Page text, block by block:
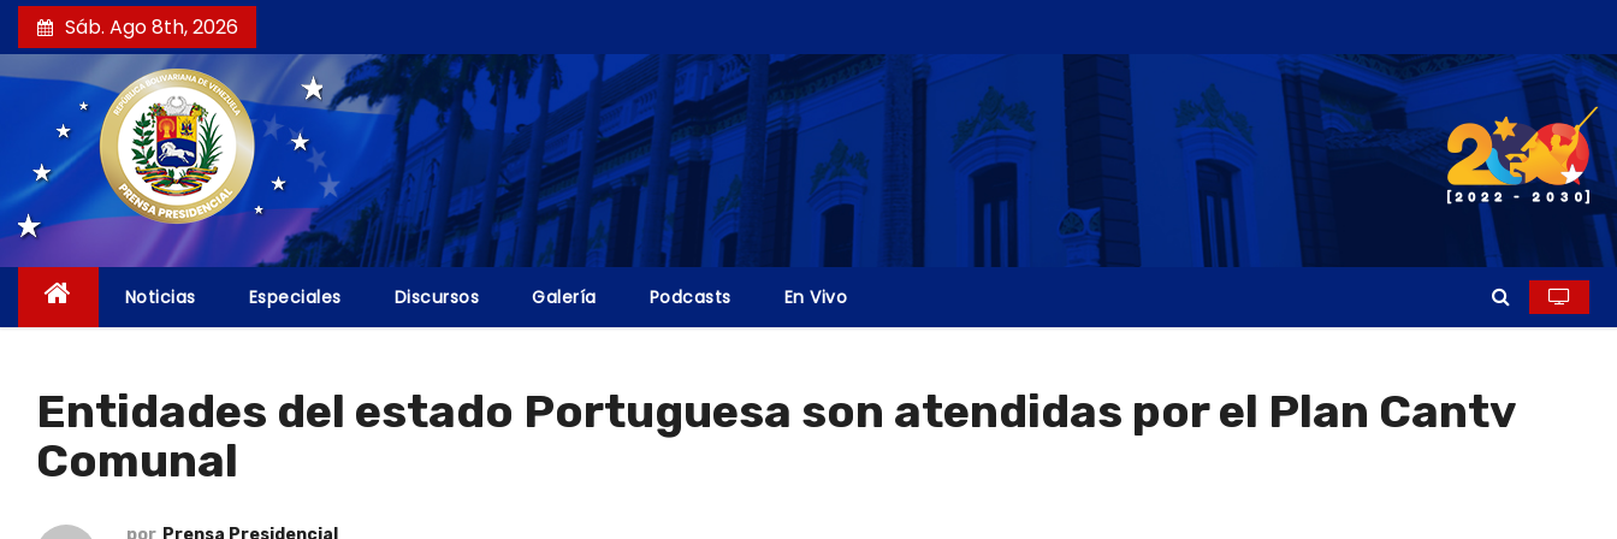
a
l
Sáb. Ago 8th, 2026
Noticias Especiales Discursos Galería Podcasts En Vivo
Entidades del estado Portuguesa son atendidas por el Plan Cantv
Comunal
por Prensa Presidencial